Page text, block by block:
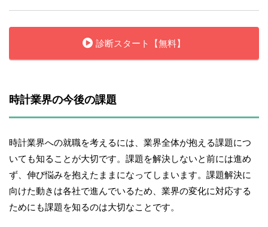
診断スタート【無料】
時計業界の今後の課題
時計業界への就職を考えるには、業界全体が抱える課題につ
いても知ることが大切です。課題を解決しないと前には進め
ず、伸び悩みを抱えたままになってしまいます。課題解決に
向けた動きは各社で進んでいるため、業界の変化に対応する
ためにも課題を知るのは大切なことです。